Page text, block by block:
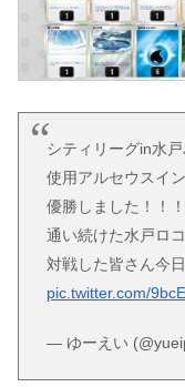
シティリーグin水
使用アルセウスイ
優勝しました！！！
通い続けた水戸ロ
対戦した皆さん今
pic.twitter.com/
— ゆーえい